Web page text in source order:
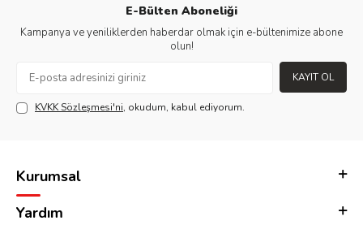
E-Bülten Aboneliği
Kampanya ve yeniliklerden haberdar olmak için e-bültenimize abone
olun!
KAYIT OL
KVKK Sözleşmesi'ni, okudum, kabul ediyorum.
Kurumsal
Yardım